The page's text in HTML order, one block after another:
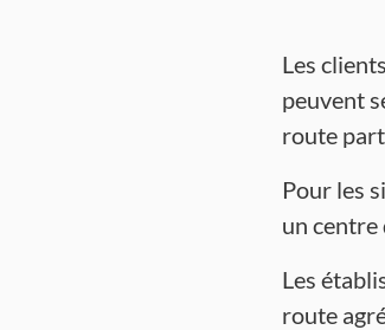
Les
peuvent
route
Pour les
un centre
Les
route